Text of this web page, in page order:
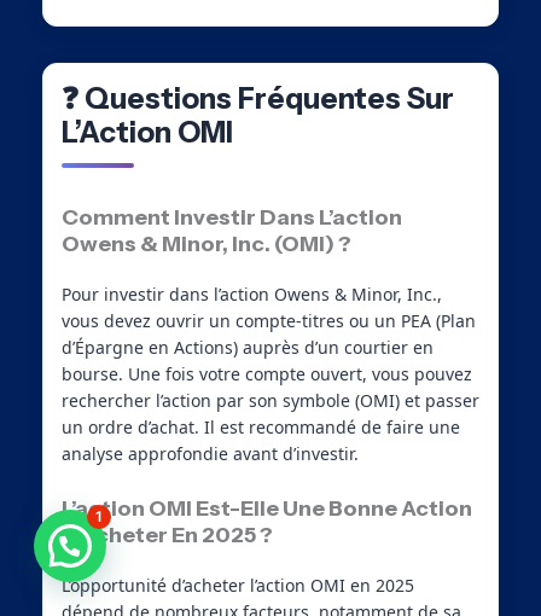
❓ Questions Fréquentes Sur
L’Action OMI
Comment Investir Dans L’action
Owens & Minor, Inc. (OMI) ?
Pour investir dans l’action Owens & Minor, Inc.,
vous devez ouvrir un compte-titres ou un PEA (Plan
d’Épargne en Actions) auprès d’un courtier en
bourse. Une fois votre compte ouvert, vous pouvez
rechercher l’action par son symbole (OMI) et passer
un ordre d’achat. Il est recommandé de faire une
analyse approfondie avant d’investir.
L’action OMI Est-Elle Une Bonne Action
À Acheter En 2025 ?
L’opportunité d’acheter l’action OMI en 2025
dépend de nombreux facteurs, notamment de sa
Besoin d'aide ?
1